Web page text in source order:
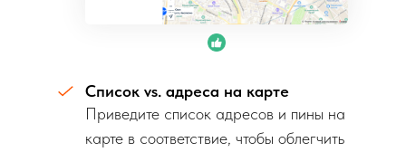
Список vs. адреса на карте
Приведите список адресов и пины на
карте в соответствие, чтобы облегчить